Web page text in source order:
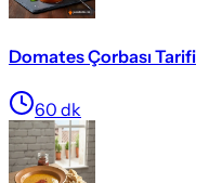
Domates Çorbası Tarifi
60 dk